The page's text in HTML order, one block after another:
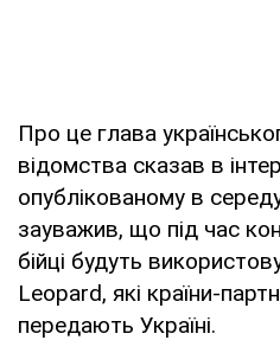
Про це глава
відомства сказав в
опублікованому в
зауважив, що під час
бійці будуть
Leopard, які країни-
передають Україні.